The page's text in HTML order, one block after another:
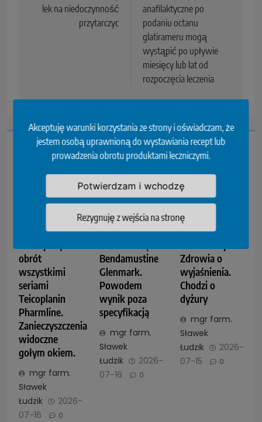
Akceptuję warunki korzystania ze strony i oświadczam, że
jestem osobą uprawnioną do wystawiania recept lub
prowadzenia obrotu produktami leczniczymi.
Potwierdzam i wchodzę
Rezygnuję z wejścia na stronę
lek na niedoczynność
przytarczyc
anafilaktyczne po
podaniu octanu
glatirameru mogą
wystąpić po upływie
miesięcy lub lat od
rozpoczęcia leczenia
Przeczytaj...
obrót
wszystkimi
seriami
Teicoplanin
Pharmline.
Zanieczyszczenia
widoczne
gołym okiem.
mgr farm.
Sławek
Łudzik
2026-
07-16
0
GIF wycofuje z
Bendamustine
Glenmark.
Powodem
wynik poza
specyfikacją
mgr farm.
Sławek
Łudzik
2026-
07-16
0
NIA wnioskuje
Zdrowia o
wyjaśnienia.
Chodzi o
dyżury
mgr farm.
Sławek
Łudzik
2026-
07-15
0